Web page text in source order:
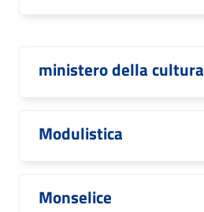
ministero della cultura
Modulistica
Monselice